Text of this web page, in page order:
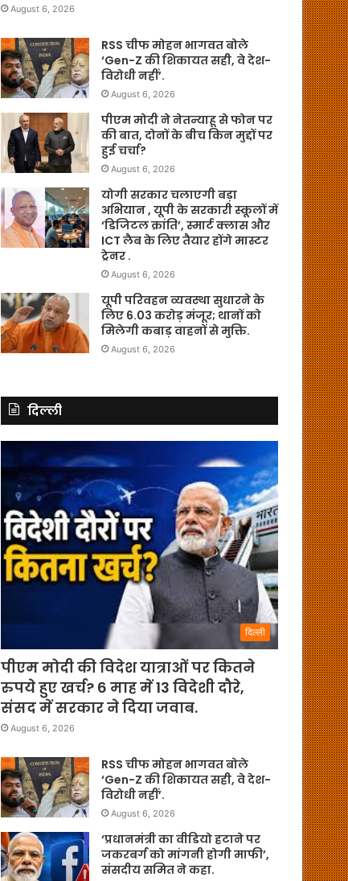
August 6, 2026
RSS चीफ मोहन भागवत बोले
‘Gen-Z की शिकायत सही, वे देश-
विरोधी नहीं’.
August 6, 2026
पीएम मोदी ने नेतन्याहू से फोन पर
की बात, दोनों के बीच किन मुद्दों पर
हुई चर्चा?
August 6, 2026
योगी सरकार चलाएगी बड़ा
अभियान , यूपी के सरकारी स्कूलों में
‘डिजिटल क्रांति’, स्मार्ट क्लास और
ICT लैब के लिए तैयार होंगे मास्टर
ट्रेनर .
August 6, 2026
यूपी परिवहन व्यवस्था सुधारने के
लिए 6.03 करोड़ मंजूर; थानों को
मिलेगी कबाड़ वाहनों से मुक्ति.
August 6, 2026
दिल्ली
दिल्ली
पीएम मोदी की विदेश यात्राओं पर कितने
रुपये हुए खर्च? 6 माह में 13 विदेशी दौरे,
संसद में सरकार ने दिया जवाब.
August 6, 2026
RSS चीफ मोहन भागवत बोले
‘Gen-Z की शिकायत सही, वे देश-
विरोधी नहीं’.
August 6, 2026
‘प्रधानमंत्री का वीडियो हटाने पर
जकरबर्ग को मांगनी होगी माफी’,
संसदीय समित ने कहा.